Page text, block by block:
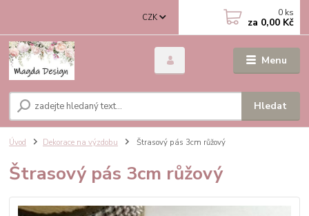
Menu
CZK
Hledat
0 ks
za 0,00 Kč
Úvod Dekorace na výzdobu Štrasový pás 3cm růžový
Štrasový pás 3cm růžový